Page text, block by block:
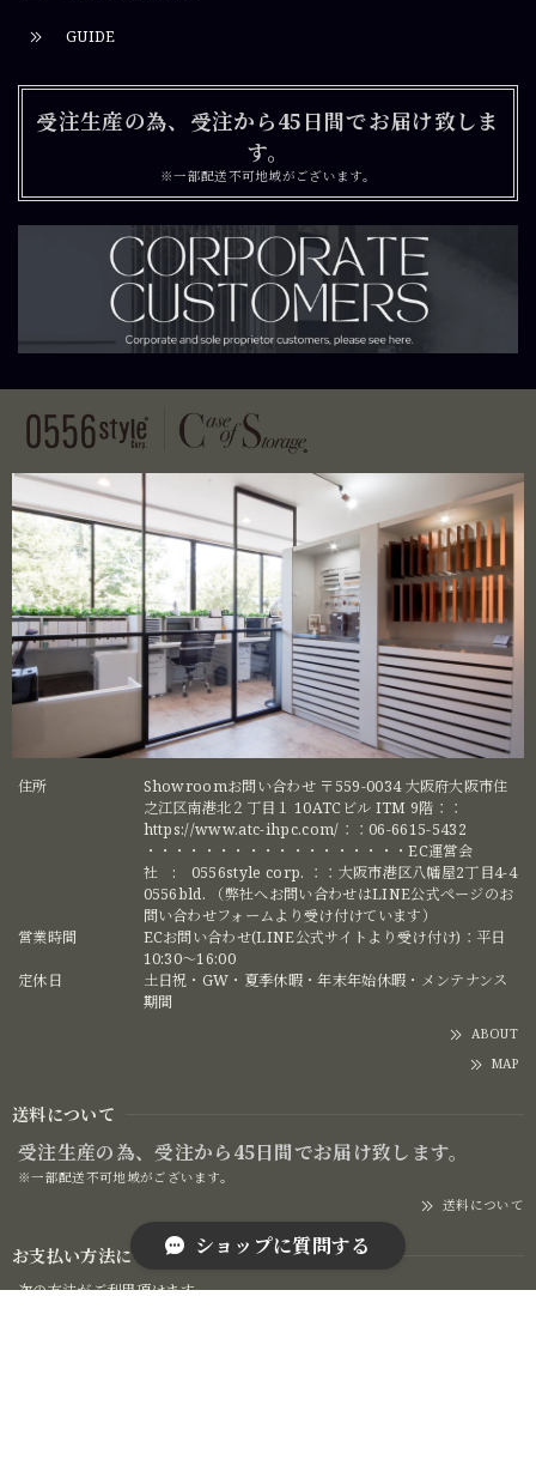
GUIDE
受注生産の為、受注から45日間でお届け致しま
す。
※一部配送不可地域がございます。
住所
Showroomお問い合わせ 〒559-0034 大阪府大阪市住
之江区南港北２丁目１ 10ATCビル ITM 9階：：
https://www.atc-ihpc.com/：：06-6615-5432
・・・・・・・・・・・・・・・・・・EC運営会
社 : 0556style corp. ：：大阪市港区八幡屋2丁目4-4
0556bld. （弊社へお問い合わせはLINE公式ページのお
問い合わせフォームより受け付けています）
営業時間
ECお問い合わせ(LINE公式サイトより受け付け)：平日
10:30〜16:00
定休日
土日祝・GW・夏季休暇・年末年始休暇・メンテナンス
期間
ABOUT
MAP
送料について
受注生産の為、受注から45日間でお届け致します。
※一部配送不可地域がございます。
送料について
お支払い方法について
次の方法がご利用頂けます。
ショップに質問する